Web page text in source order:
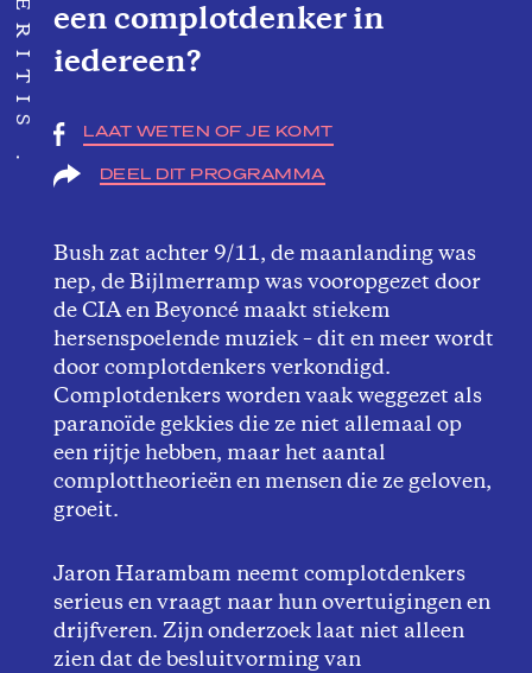
een complotdenker in
iedereen?
LAAT WETEN OF JE KOMT
DEEL DIT PROGRAMMA
Bush zat achter 9/11, de maanlanding was
nep, de Bijlmerramp was vooropgezet door
de CIA en Beyoncé maakt stiekem
hersenspoelende muziek – dit en meer wordt
door complotdenkers verkondigd.
Complotdenkers worden vaak weggezet als
paranoïde gekkies die ze niet allemaal op
een rijtje hebben, maar het aantal
complottheorieën en mensen die ze geloven,
groeit.
Jaron Harambam neemt complotdenkers
serieus en vraagt naar hun overtuigingen en
drijfveren. Zijn onderzoek laat niet alleen
zien dat de besluitvorming van